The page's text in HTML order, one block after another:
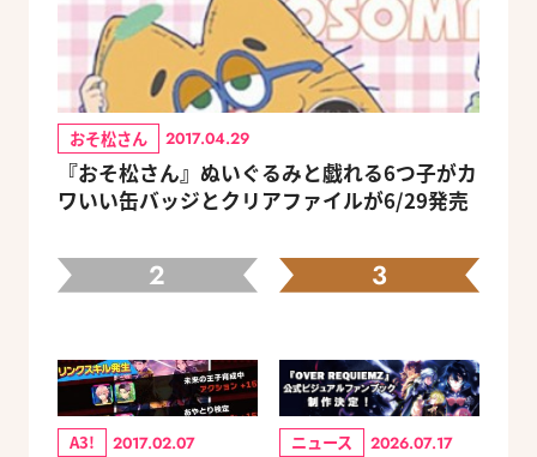
おそ松さん 2017.04.29
『おそ松さん』ぬいぐるみと戯れる6つ子がカ
ワいい缶バッジとクリアファイルが6/29発売
2
A3! 2017.02.07
3
ニュース 2026.07.17